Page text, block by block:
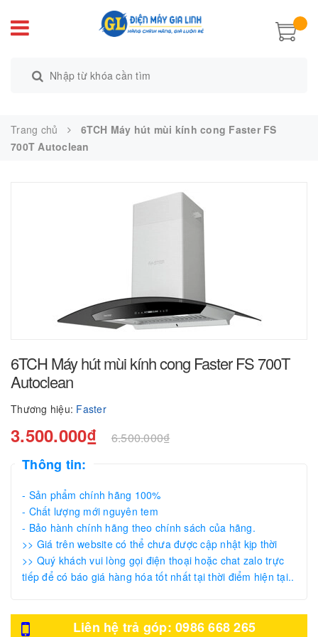
Trang chủ
6TCH Máy hút mùi kính cong Faster FS
700T Autoclean
6TCH Máy hút mùi kính cong Faster FS 700T
Autoclean
Thương hiệu: Faster
3.500.000₫ 6.500.000₫
Thông tin:
- Sản phẩm chính hãng 100%
- Chất lượng mới nguyên tem
- Bảo hành chính hãng theo chính sách của hãng.
>> Giá trên website có thể chưa được cập nhật kịp thời
>> Quý khách vui lòng gọi điện thoại hoặc chat zalo trực
tiếp để có báo giá hàng hóa tốt nhất tại thời điểm hiện tại..
Liên hệ trả góp: 0986 668 265